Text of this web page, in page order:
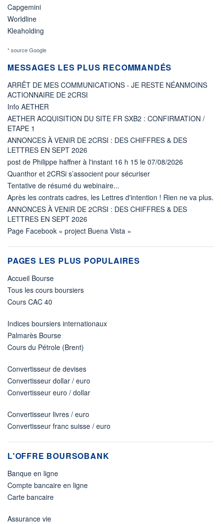
Capgemini
Worldline
Kleaholding
* source Google
MESSAGES LES PLUS RECOMMANDÉS
ARRÊT DE MES COMMUNICATIONS - JE RESTE NÉANMOINS
ACTIONNAIRE DE 2CRSI
Info AETHER
AETHER ACQUISITION DU SITE FR SXB2 : CONFIRMATION /
ETAPE 1
ANNONCES À VENIR DE 2CRSI : DES CHIFFRES & DES
LETTRES EN SEPT 2026
post de Philippe haffner à l'instant 16 h 15 le 07/08/2026
Quanthor et 2CRSi s’associent pour sécuriser
Tentative de résumé du webinaire...
Après les contrats cadres, les Lettres d'intention ! Rien ne va plus.
ANNONCES À VENIR DE 2CRSI : DES CHIFFRES & DES
LETTRES EN SEPT 2026
Page Facebook « project Buena Vista »
PAGES LES PLUS POPULAIRES
Accueil Bourse
Tous les cours boursiers
Cours CAC 40
Indices boursiers internationaux
Palmarès Bourse
Cours du Pétrole (Brent)
Convertisseur de devises
Convertisseur dollar / euro
Convertisseur euro / dollar
Convertisseur livres / euro
Convertisseur franc suisse / euro
L'OFFRE BOURSOBANK
Banque en ligne
Compte bancaire en ligne
Carte bancaire
Assurance vie